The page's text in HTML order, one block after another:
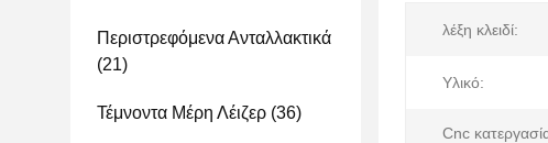
Περιστρεφόμενα Ανταλλακτικά
(21)
Τέμνοντα Μέρη Λέιζερ (36)
λέξη κλειδί:
Υλικό:
Cnc